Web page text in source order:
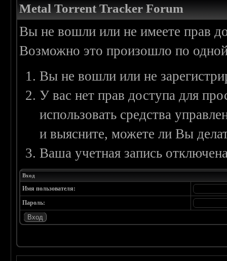
Metal Torrent Tracker Forum
Вы не вошли или не имеете прав
Возможно это произошло по
Вы не вошли или не
У вас нет прав доступа для
использовать средства
и выясните, можете ли Вы
Ваша учетная запись
Вход
Имя пользователя:
Пароль: